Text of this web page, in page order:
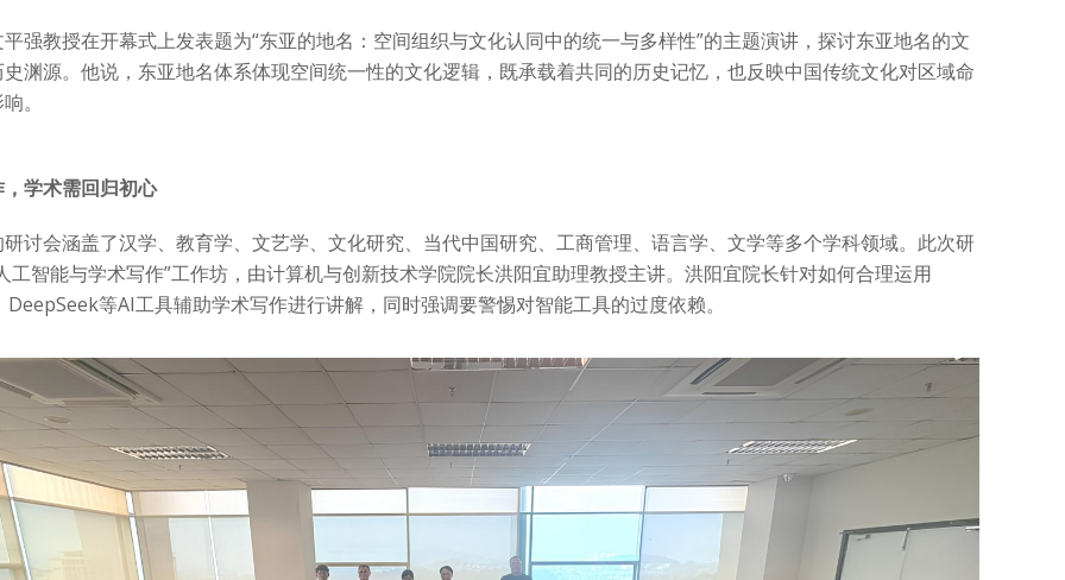
强教授在开幕式上发表题为“东亚的地名：空间组织与文化认同中的统一与多样性”的主题演讲，探讨东亚地名的文
渊源。他说，东亚地名体系体现空间统一性的文化逻辑，既承载着共同的历史记忆，也反映中国传统文化对区域命
。
学术需回归初心
讨会涵盖了汉学、教育学、文艺学、文化研究、当代中国研究、工商管理、语言学、文学等多个学科领域。此次研
工智能与学术写作”工作坊，由计算机与创新技术学院院长洪阳宜助理教授主讲。洪阳宜院长针对如何合理运用
DeepSeek等AI工具辅助学术写作进行讲解，同时强调要警惕对智能工具的过度依赖。